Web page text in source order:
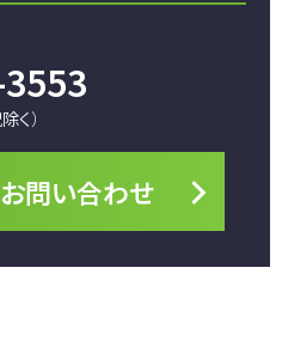
く）
お問い合わせ